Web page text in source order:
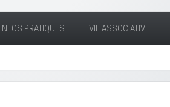
INFOS PRATIQUES VIE ASSOCIATIVE